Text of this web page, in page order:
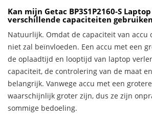
Kan mijn Getac BP3S1P2160-S
verschillende capaciteiten
Natuurlijk. Omdat de capaciteit van accu
niet zal beïnvloeden. Een accu met een
de oplaadtijd en looptijd van laptop
capaciteit, de controlering van de maat
belangrijk. Vanwege accu met een
waarschijnlijk groter zijn, dus ze zijn
sommige bedoeling.